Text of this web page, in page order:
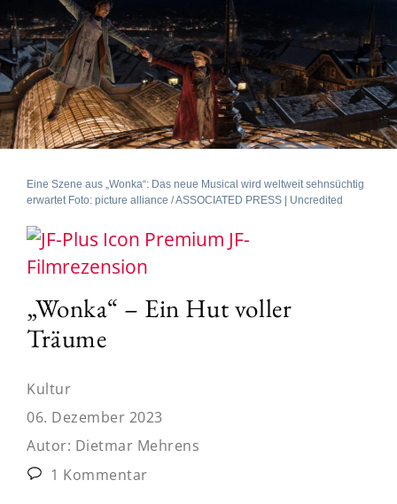
Eine Szene aus „Wonka“: Das neue Musical wird weltweit sehnsüchtig
erwartet Foto: picture alliance / ASSOCIATED PRESS | Uncredited
JF-
Filmrezension
„Wonka“ – Ein Hut voller
Träume
Kultur
06. Dezember 2023
Autor: Dietmar Mehrens
1 Kommentar